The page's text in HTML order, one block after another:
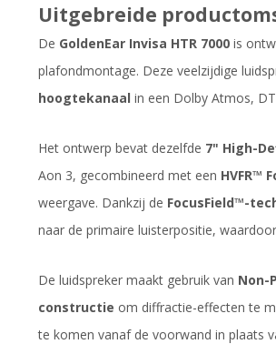
Uitgebreide
De GoldenEar Invisa HTR 7000 is
plafondmontage. Deze veelzijdige
hoogtekanaal in een Dolby Atmos,
Het ontwerp bevat dezelfde 7" High-
Aon 3, gecombineerd met een HVFR™
weergave. Dankzij de FocusField™-
naar de primaire luisterpositie,
De luidspreker maakt gebruik van Non-
constructie om diffractie-effecten te
te komen vanaf de voorwand in plaats